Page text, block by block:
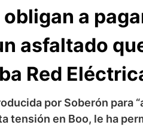
a
asfaltado
Red
por Soberón para
tensión en Boo, le ha